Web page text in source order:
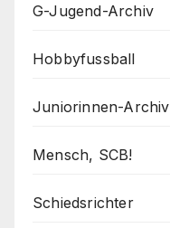
G-Jugend-Archiv
Hobbyfussball
Juniorinnen-Archiv
Mensch, SCB!
Schiedsrichter